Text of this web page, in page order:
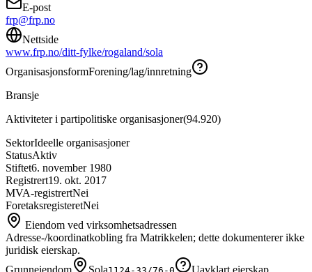
E-post
frp@frp.no
Nettside
www.frp.no/ditt-fylke/rogaland/sola
OrganisasjonsformForening/lag/innretning
Bransje
Aktiviteter i partipolitiske organisasjoner(94.920)
SektorIdeelle organisasjoner
StatusAktiv
Stiftet6. november 1980
Registrert19. okt. 2017
MVA-registrertNei
ForetaksregisteretNei
Eiendom ved virksomhetsadressen
Adresse-/koordinatkobling fra Matrikkelen; dette dokumenterer ikke
juridisk eierskap.
Grunneiendom
Sola1124-33/76-0
Uavklart eierskap